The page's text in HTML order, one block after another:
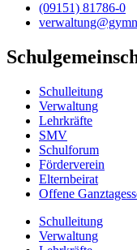
(09151) 81786-0
Schulleitung
Verwaltung
Lehrkräfte
SMV
Schulforum
Förderverein
Elternbeirat
Offene
Schulleitung
Verwaltung